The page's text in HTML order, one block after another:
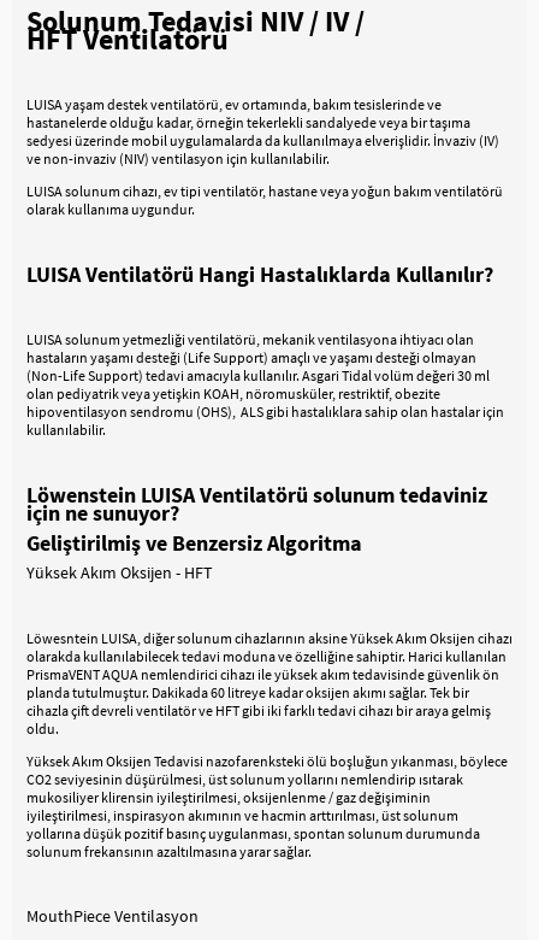
Solunum Tedavisi NIV / IV /
HFT Ventilatörü
LUISA yaşam destek ventilatörü, ev ortamında, bakım tesislerinde ve
hastanelerde olduğu kadar, örneğin tekerlekli sandalyede veya bir taşıma
sedyesi üzerinde mobil uygulamalarda da kullanılmaya elverişlidir. İnvaziv (IV)
ve non-invaziv (NIV) ventilasyon için kullanılabilir.
LUISA solunum cihazı, ev tipi ventilatör, hastane veya yoğun bakım ventilatörü
olarak kullanıma uygundur.
LUISA Ventilatörü Hangi Hastalıklarda Kullanılır?
LUISA solunum yetmezliği ventilatörü, mekanik ventilasyona ihtiyacı olan
hastaların yaşamı desteği (Life Support) amaçlı ve yaşamı desteği olmayan
(Non-Life Support) tedavi amacıyla kullanılır. Asgari Tidal volüm değeri 30 ml
olan pediyatrik veya yetişkin KOAH, nöromusküler, restriktif, obezite
hipoventilasyon sendromu (OHS), ALS gibi hastalıklara sahip olan hastalar için
kullanılabilir.
Löwenstein LUISA Ventilatörü solunum tedaviniz
için ne sunuyor?
Geliştirilmiş ve Benzersiz Algoritma
Yüksek Akım Oksijen - HFT
Löwesntein LUISA, diğer solunum cihazlarının aksine Yüksek Akım Oksijen cihazı
olarakda kullanılabilecek tedavi moduna ve özelliğine sahiptir. Harici kullanılan
PrismaVENT AQUA nemlendirici cihazı ile yüksek akım tedavisinde güvenlik ön
planda tutulmuştur. Dakikada 60 litreye kadar oksijen akımı sağlar. Tek bir
cihazla çift devreli ventilatör ve HFT gibi iki farklı tedavi cihazı bir araya gelmiş
oldu.
Yüksek Akım Oksijen Tedavisi nazofarenksteki ölü boşluğun yıkanması, böylece
CO2 seviyesinin düşürülmesi, üst solunum yollarını nemlendirip ısıtarak
mukosiliyer klirensin iyileştirilmesi, oksijenlenme / gaz değişiminin
iyileştirilmesi, inspirasyon akımının ve hacmin arttırılması, üst solunum
yollarına düşük pozitif basınç uygulanması, spontan solunum durumunda
solunum frekansının azaltılmasına yarar sağlar.
MouthPiece Ventilasyon